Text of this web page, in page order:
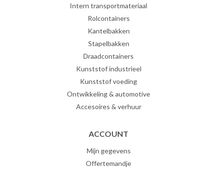
Intern transportmateriaal
Rolcontainers
Kantelbakken
Stapelbakken
Draadcontainers
Kunststof industrieel
Kunststof voeding
Ontwikkeling & automotive
Accesoires & verhuur
ACCOUNT
Mijn gegevens
Offertemandje